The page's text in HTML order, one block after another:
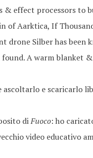
& effect processors to
of Aarktica, If
drone Silber has been
A warm blanket
ascoltarlo e scaricarlo
diFuoco: ho
video educativo